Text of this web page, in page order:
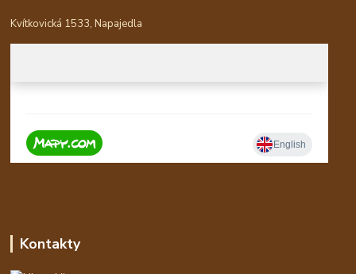
Kvítkovická 1533, Napajedla
Kontakty